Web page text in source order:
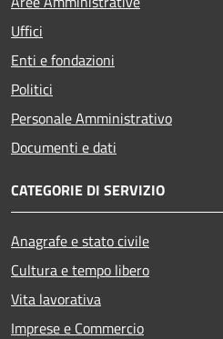
Uffici
Enti e fondazioni
Politici
Personale Amministrativo
Documenti e dati
CATEGORIE DI SERVIZIO
Anagrafe e stato civile
Cultura e tempo libero
Vita lavorativa
Imprese e Commercio